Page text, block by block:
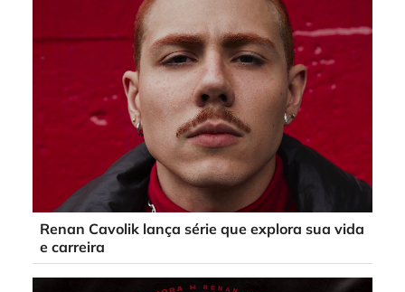
Renan Cavolik lança série que explora sua vida
e carreira